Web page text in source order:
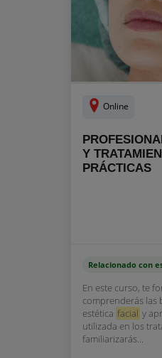
Online
Y
PRÁCTICAS
Relacionado con
En este curso, te
comprenderás las
estética facial y
utilizada en los
familiarizarás...